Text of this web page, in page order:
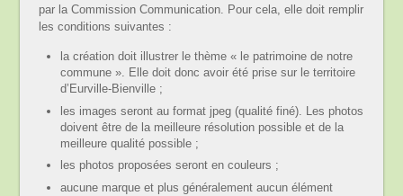
par la Commission Communication. Pour cela, elle doit remplir
les conditions suivantes :
la création doit illustrer le thème « le patrimoine de notre
commune ». Elle doit donc avoir été prise sur le territoire
d’Eurville-Bienville ;
les images seront au format jpeg (qualité finé). Les photos
doivent être de la meilleure résolution possible et de la
meilleure qualité possible ;
les photos proposées seront en couleurs ;
aucune marque et plus généralement aucun élément